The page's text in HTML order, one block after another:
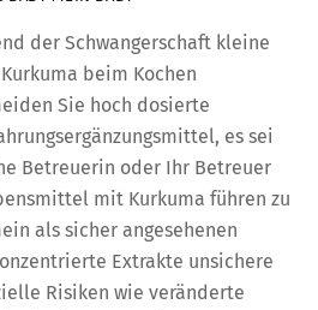
der Schwangerschaft kleine
beim Kochen
Sie hoch dosierte
es sei
Betreuerin oder Ihr Betreuer
mit Kurkuma führen zu
als sicher angesehenen
Extrakte unsichere
Risiken wie veränderte